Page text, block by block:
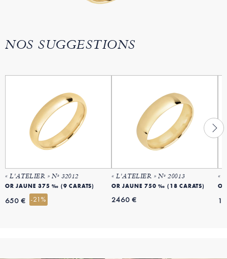
NOS SUGGESTIONS
« L'ATELIER » Nº 32012
OR JAUNE 375 ‰ (9 CARATS)
650 € -21%
« L'ATELIER » Nº 20013
OR JAUNE 750 ‰ (18 CARATS)
2460 €
«